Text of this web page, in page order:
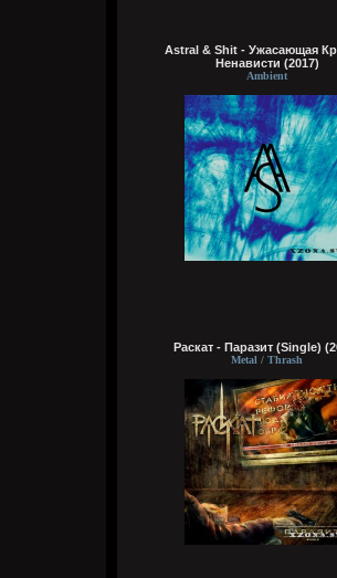
та норм
Dolphin
Вчера в 12:09:13
Мини-шапка сайта лучше?
На ноутбуках вроде самое то,
больше полезной инфы
Wirtuozik
Вчера в 05:48:09
В вк есть такая группа Еретик.
Wirtuozik
Вчера в 05:47:02
Astral & Shit - Ужасающая
Ненависти (2017)
Ambient
Раскат - Паразит (Single)
Metal / Thrash